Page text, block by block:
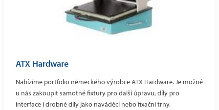
ATX Hardware
Nabízíme portfolio německého výrobce ATX Hardware. Je možné
u nás zakoupit samotné fixtury pro další úpravu, díly pro
interface i drobné díly jako naváděcí nebo fixační trny.